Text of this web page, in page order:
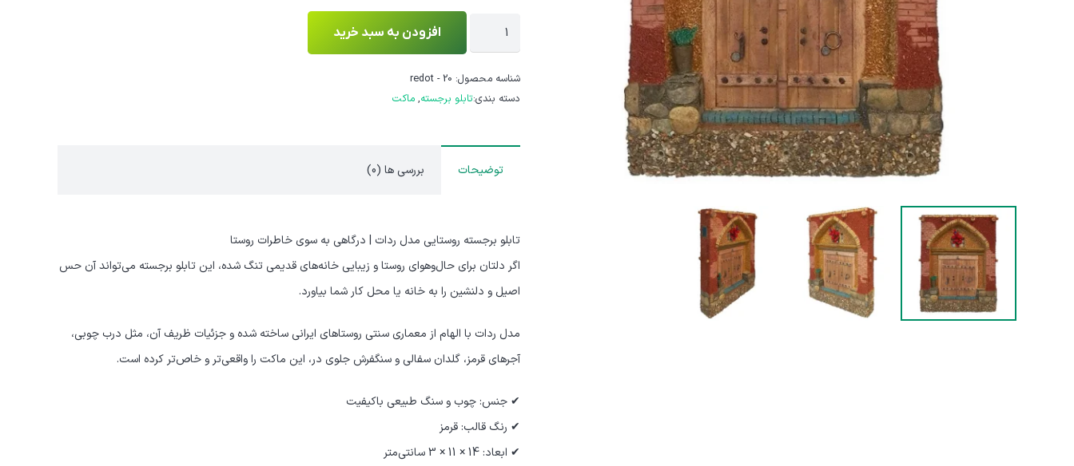
تابلو
برجسته
روستایی
مدل
افزودن به سبد خرید
شناسه محصول: redot - 20
دسته بندی:تابلو برجسته, ماکت
توضیحات بررسی ها (0)
تابلو برجسته روستایی مدل ردات | درگاهی به سوی خاطرات روستا
اگر دلتان برای حال‌وهوای روستا و زیبایی خانه‌های قدیمی تنگ شده، این تابلو برجسته می‌تواند آن حس
اصیل و دلنشین را به خانه یا محل کار شما بیاورد.
مدل ردات با الهام از معماری سنتی روستاهای ایرانی ساخته شده و جزئیات ظریف آن، مثل درب چوبی،
آجرهای قرمز، گلدان سفالی و سنگفرش جلوی در، این ماکت را واقعی‌تر و خاص‌تر کرده است.
✔ جنس: چوب و سنگ طبیعی باکیفیت
✔ رنگ قالب: قرمز
✔ ابعاد: 14 × 11 × 3 سانتی‌متر